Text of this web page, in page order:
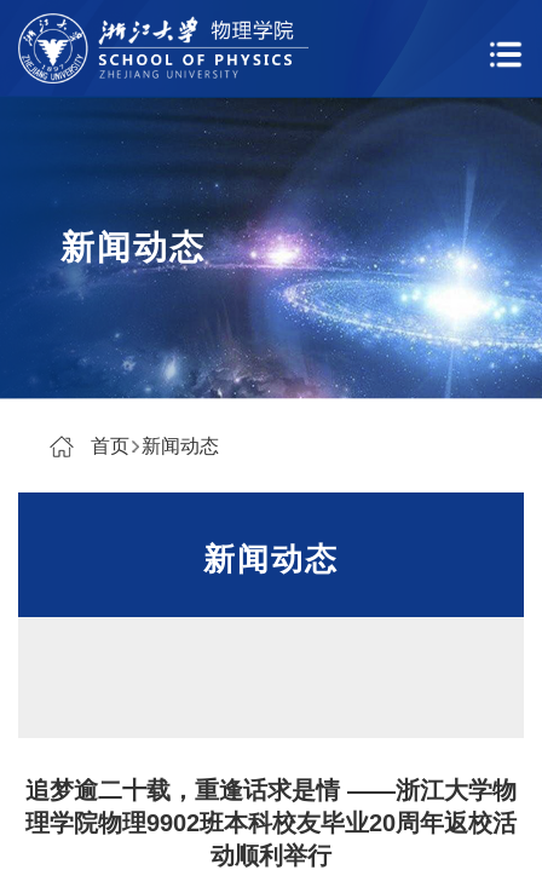
新闻动态
首页 新闻动态
新闻动态
追梦逾二十载，重逢话求是情 ——浙江大学物
理学院物理9902班本科校友毕业20周年返校活
动顺利举行